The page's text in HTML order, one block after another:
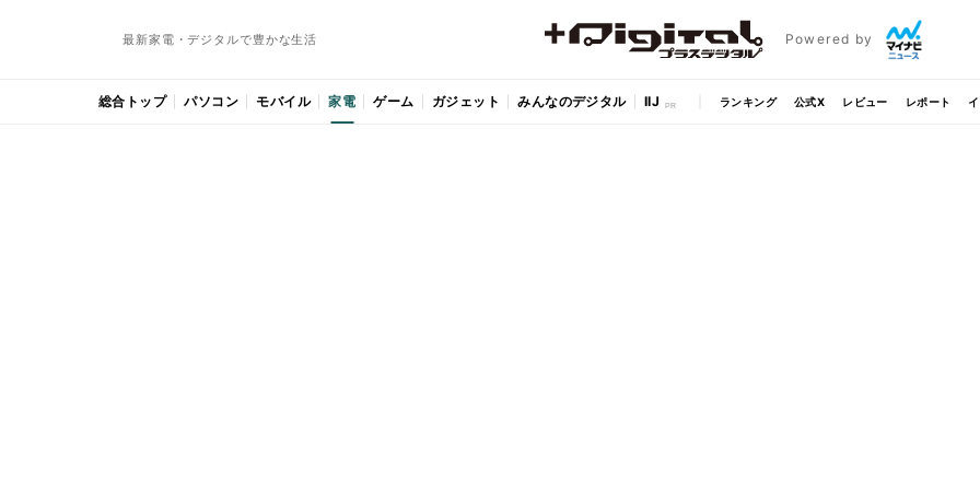
最新家電・デジタルで豊かな生活 Powered by
総合トップ パソコン モバイル 家電 ゲーム ガジェット みんなのデジタル IIJ ランキング 公式X レビュー レポート